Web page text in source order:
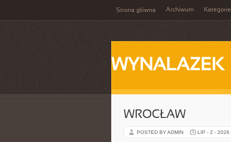
Strona główna Archiwum Kategorie
WYNALAZEK
WROCŁAW
POSTED BY ADMIN LIP - 2 - 2026